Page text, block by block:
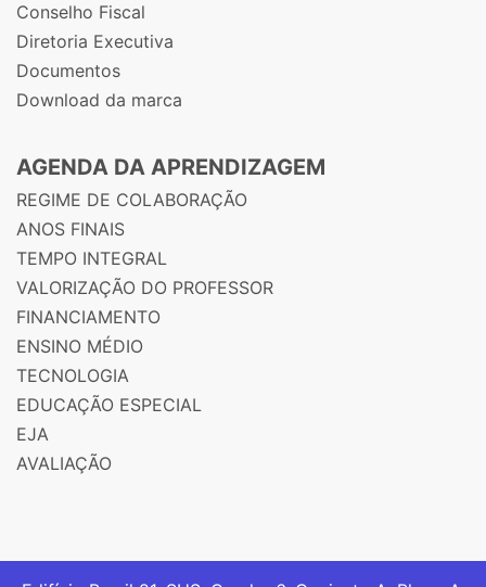
Conselho Fiscal
Diretoria Executiva
Documentos
Download da marca
AGENDA DA APRENDIZAGEM
REGIME DE COLABORAÇÃO
ANOS FINAIS
TEMPO INTEGRAL
VALORIZAÇÃO DO PROFESSOR
FINANCIAMENTO
ENSINO MÉDIO
TECNOLOGIA
EDUCAÇÃO ESPECIAL
EJA
AVALIAÇÃO